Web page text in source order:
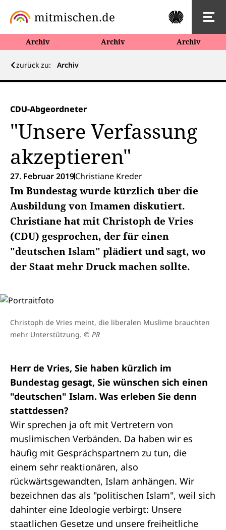
Archiv Archiv Archiv
zurück zu: Archiv
CDU-Abgeordneter
"Unsere Verfassung
akzeptieren"
27. Februar 2019Christiane Kreder
Im Bundestag wurde kürzlich über die
Ausbildung von Imamen diskutiert.
Christiane hat mit Christoph de Vries
(CDU) gesprochen, der für einen
"deutschen Islam" plädiert und sagt, wo
der Staat mehr Druck machen sollte.
Christoph de Vries meint, die liberalen Muslime brauchten
mehr Unterstützung. © PR
Herr de Vries, Sie haben kürzlich im
Bundestag gesagt, Sie wünschen sich einen
"deutschen" Islam. Was erleben Sie denn
stattdessen?
Wir sprechen ja oft mit Vertretern von
muslimischen Verbänden. Da haben wir es
häufig mit Gesprächspartnern zu tun, die
einem sehr reaktionären, also
rückwärtsgewandten, Islam anhängen. Wir
bezeichnen das als "politischen Islam", weil sich
dahinter eine Ideologie verbirgt: Unsere
staatlichen Gesetze und unsere freiheitliche